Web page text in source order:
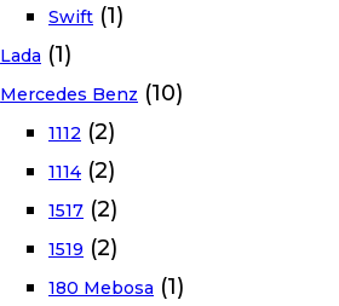
Swift (1)
Lada (1)
Mercedes Benz (10)
1112 (2)
1114 (2)
1517 (2)
1519 (2)
180 Mebosa (1)